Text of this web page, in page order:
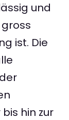
und
ist. Die
hin zur